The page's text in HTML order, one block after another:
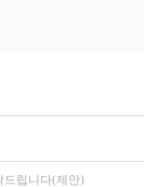
드립니다(제안)